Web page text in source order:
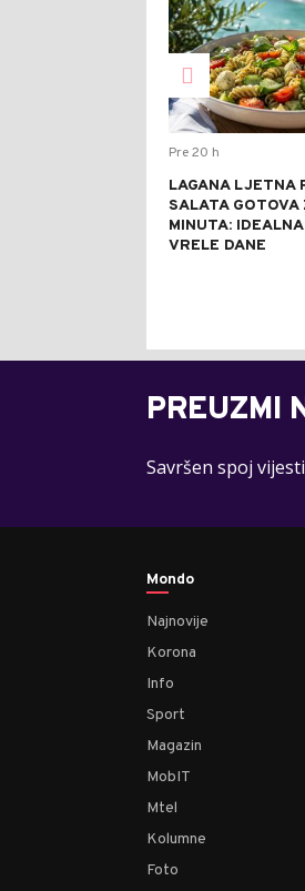
Pre 20 h
LAGANA LJETNA
SALATA GOTOVA
MINUTA:
VRELE DANE
PREUZMI
Savršen spoj
Mondo
Najnovije
Korona
Info
Sport
Magazin
MobIT
Mtel
Kolumne
Foto